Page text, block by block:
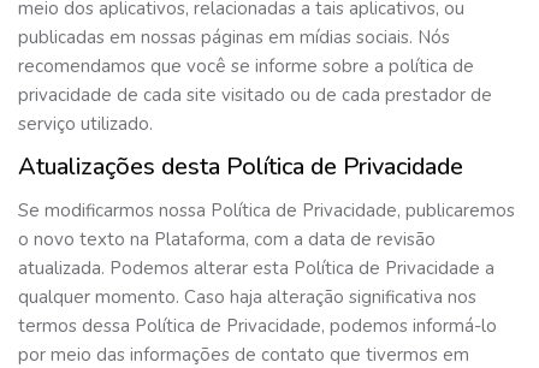
meio dos aplicativos, relacionadas a tais aplicativos, ou
publicadas em nossas páginas em mídias sociais. Nós
recomendamos que você se informe sobre a política de
privacidade de cada site visitado ou de cada prestador de
serviço utilizado.
Atualizações desta Política de Privacidade
Se modificarmos nossa Política de Privacidade, publicaremos
o novo texto na Plataforma, com a data de revisão
atualizada. Podemos alterar esta Política de Privacidade a
qualquer momento. Caso haja alteração significativa nos
termos dessa Política de Privacidade, podemos informá-lo
por meio das informações de contato que tivermos em